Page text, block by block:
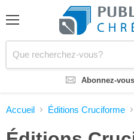
Abonnez-
Accueil Éditions Cruciforme